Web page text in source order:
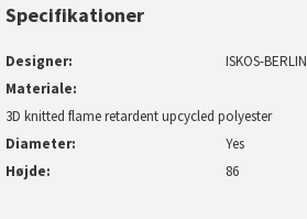
Specifikationer
Designer
ISKOS-BERLIN
Materiale
3D knitted flame retardent upcycled polyester
Diameter
Yes
Højde
86